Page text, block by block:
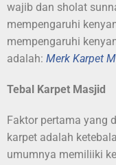
wajib dan sholat
mempengaruhi
mempengaruhi
adalah: Merk Karpet
Tebal Karpet Masjid
Faktor pertama yang
karpet adalah
umumnya memiliiki